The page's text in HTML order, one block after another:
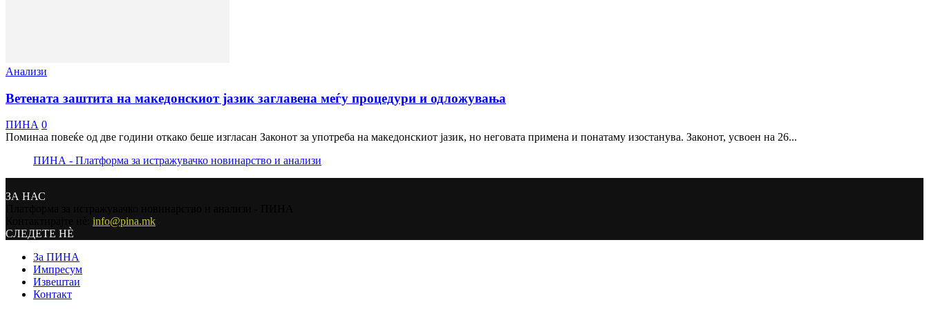
Анализи
Ветената заштита на македонскиот јазик заглавена меѓу процедури и одложувања
ПИНА 0
Поминаа повеќе од две години откако беше изгласан Законот за употреба на македонскиот јазик, но неговата примена и понатаму изостанува. Законот, усвоен на 26...
ПИНА - Платформа за истражувачко новинарство и анализи
ЗА НАС
info@pina.mk
СЛЕДЕТЕ НЀ
За ПИНА
Импресум
Извештаи
Контакт